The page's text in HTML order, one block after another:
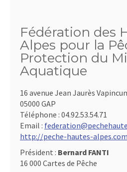
Fédération des
Alpes pour la
Protection du
Aquatique
16 avenue Jean Jaurès
05000 GAP
Téléphone : 04.92.53.54.71
Email :
http://peche-hautes-alpes.com
Président : Bernard FANTI
16 000 Cartes de Pêche